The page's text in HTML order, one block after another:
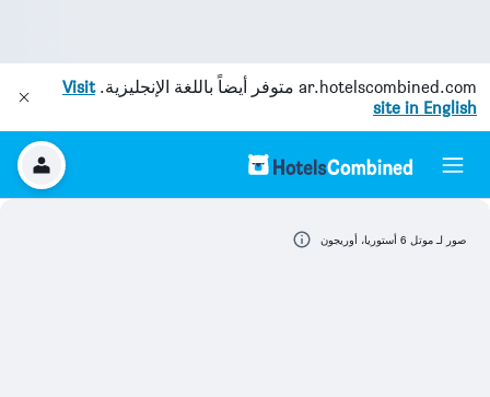
ar.hotelscombined.com متوفر أيضاً باللغة الإنجليزية.Visit
site in English
صور لـ موتل 6 أستوريا، أوريجون